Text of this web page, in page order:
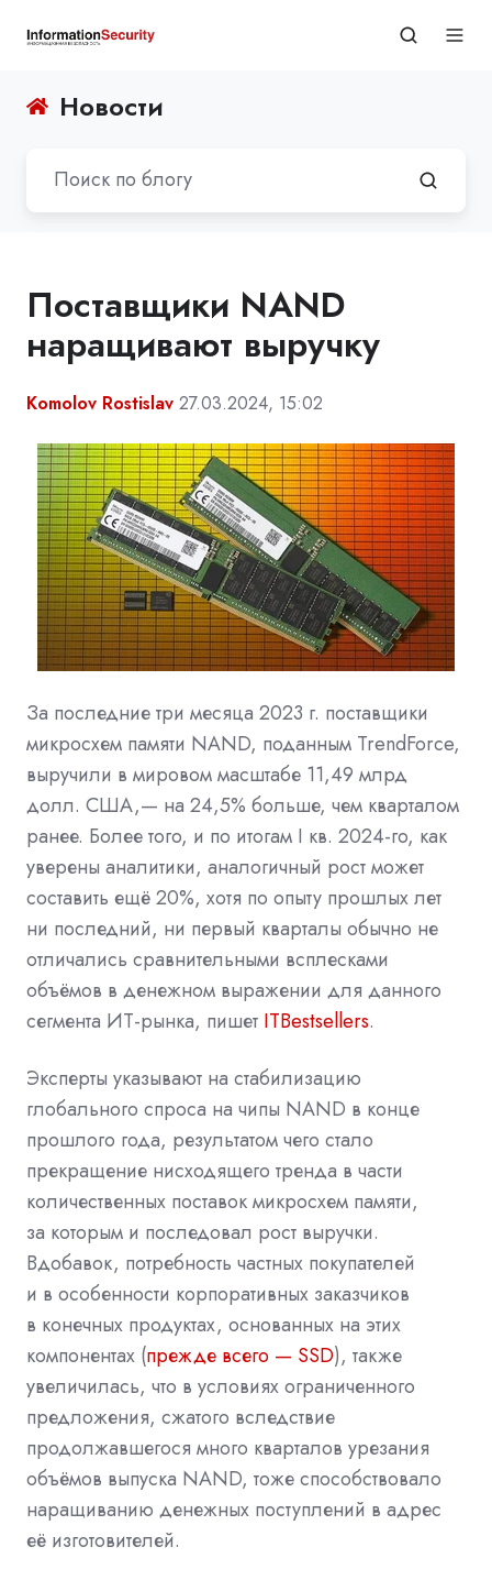
Новости
Поставщики NAND
наращивают выручку
Komolov Rostislav 27.03.2024, 15:02
За последние три месяца 2023 г. поставщики
микросхем памяти NAND, поданным TrendForce,
выручили в мировом масштабе 11,49 млрд
долл. США,— на 24,5% больше, чем кварталом
ранее. Более того, и по итогам I кв. 2024-го, как
уверены аналитики, аналогичный рост может
составить ещё 20%, хотя по опыту прошлых лет
ни последний, ни первый кварталы обычно не
отличались сравнительными всплесками
объёмов в денежном выражении для данного
сегмента ИТ-рынка, пишет ITBestsellers.
Эксперты указывают на стабилизацию
глобального спроса на чипы NAND в конце
прошлого года, результатом чего стало
прекращение нисходящего тренда в части
количественных поставок микросхем памяти,
за которым и последовал рост выручки.
Вдобавок, потребность частных покупателей
и в особенности корпоративных заказчиков
в конечных продуктах, основанных на этих
компонентах (прежде всего — SSD), также
увеличилась, что в условиях ограниченного
предложения, сжатого вследствие
продолжавшегося много кварталов урезания
объёмов выпуска NAND, тоже способствовало
наращиванию денежных поступлений в адрес
её изготовителей.